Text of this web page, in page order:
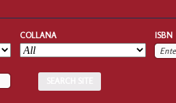
COLLANA ISBN